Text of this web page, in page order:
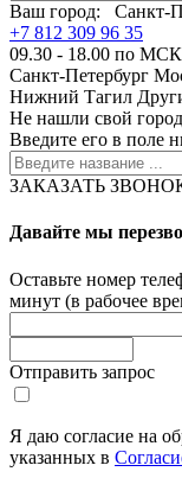
Ваш город:
Санкт-
+7 812 309 96 35
09.30 - 18.00 по МСК
Санкт-Петербург
Нижний Тагил
Не нашли свой
Введите его в поле
ЗАКАЗАТЬ
Давайте мы
Оставьте номер
минут (в рабочее
Отправить запрос
Я даю согласие на
указанных в